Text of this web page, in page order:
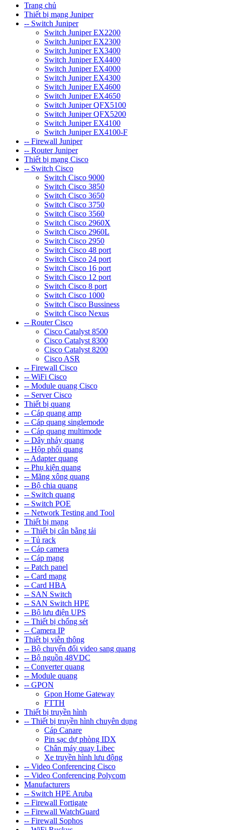
Trang chủ
Thiết bị mạng Juniper
-- Switch Juniper
Switch Juniper EX2200
Switch Juniper EX2300
Switch Juniper EX3400
Switch Juniper EX4400
Switch Juniper EX4000
Switch Juniper EX4300
Switch Juniper EX4600
Switch Juniper EX4650
Switch Juniper QFX5100
Switch Juniper QFX5200
Switch Juniper EX4100
Switch Juniper EX4100-F
-- Firewall Juniper
-- Router Juniper
Thiết bị mạng Cisco
-- Switch Cisco
Switch Cisco 9000
Switch Cisco 3850
Switch Cisco 3650
Switch Cisco 3750
Switch Cisco 3560
Switch Cisco 2960X
Switch Cisco 2960L
Switch Cisco 2950
Switch Cisco 48 port
Switch Cisco 24 port
Switch Cisco 16 port
Switch Cisco 12 port
Switch Cisco 8 port
Switch Cisco 1000
Switch Cisco Bussiness
Switch Cisco Nexus
-- Router Cisco
Cisco Catalyst 8500
Cisco Catalyst 8300
Cisco Catalyst 8200
Cisco ASR
-- Firewall Cisco
-- WiFi Cisco
-- Module quang Cisco
-- Server Cisco
Thiết bị quang
-- Cáp quang amp
-- Cáp quang singlemode
-- Cáp quang multimode
-- Dây nhảy quang
-- Hộp phối quang
-- Adapter quang
-- Phụ kiện quang
-- Măng xông quang
-- Bộ chia quang
-- Switch quang
-- Switch POE
-- Network Testing and Tool
Thiết bị mạng
-- Thiết bị cân bằng tải
-- Tủ rack
-- Cáp camera
-- Cáp mạng
-- Patch panel
-- Card mạng
-- Card HBA
-- SAN Switch
-- SAN Switch HPE
-- Bộ lưu điện UPS
-- Thiết bị chống sét
-- Camera IP
Thiết bị viễn thông
-- Bộ chuyển đổi video sang quang
-- Bộ nguồn 48VDC
-- Converter quang
-- Module quang
-- GPON
Gpon Home Gateway
FTTH
Thiết bị truyền hình
-- Thiết bị truyền hình chuyên dụng
Cáp Canare
Pin sạc dự phòng IDX
Chân máy quay Libec
Xe truyền hình lưu động
-- Video Conferencing Cisco
-- Video Conferencing Polycom
Manufacturers
-- Switch HPE Aruba
-- Firewall Fortigate
-- Firewall WatchGuard
-- Firewall Sophos